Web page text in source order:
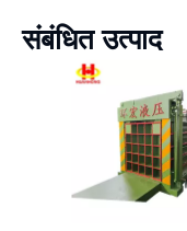
संबंधित उत्पाद